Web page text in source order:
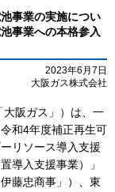
事業の実施につい
事業への本格参入
2023年6月7日
大阪ガス株式会社
阪ガス」）は、一
和4年度補正再生可
リソース導入支援
導入支援事業）」
藤忠商事」）、東